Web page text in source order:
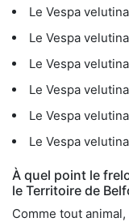
Le Vespa
Le Vespa
Le Vespa
Le Vespa
Le Vespa
Le Vespa
À quel point le
le Territoire de
Comme tout animal,